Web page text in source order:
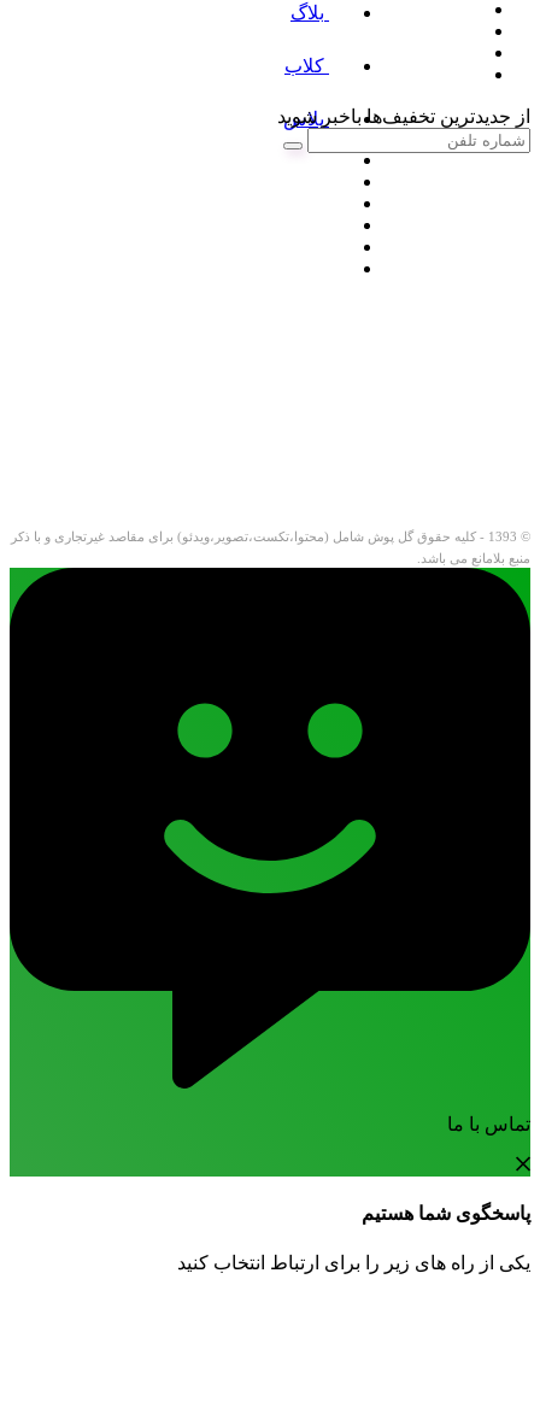
بلاگ
کلاب
پلاس
از جدیدترین تخفیف‌ها باخبر شوید
© 1393 - کلیه حقوق گل پوش شامل (محتوا،تکست،تصویر،ویدئو) برای مقاصد غیرتجاری و با ذکر
منبع بلامانع می باشد.
تماس با ما
پاسخگوی شما هستیم
یکی از راه های زیر را برای ارتباط انتخاب کنید